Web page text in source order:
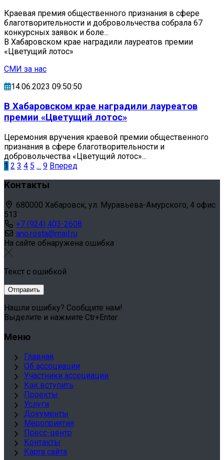
Краевая премия общественного признания в сфере
благотворительности и добровольчества собрала 67
конкурсных заявок и боле...
В Хабаровском крае наградили лауреатов премии
«Цветущий лотос»
СМИ за нас
14.06.2023 09:50:50
В Хабаровском крае наградили лауреатов
премии «Цветущий лотос»
Церемония вручения краевой премии общественного
признания в сфере благотворительности и
добровольчества «Цветущий лотос»...
1 2 3 4 5 ... 9 Вперед
Контакты
680000 Хабаровск, ул. Муравьева-Амурского, 4 офис
513
+7 (924) 403-2608
ano.rosta@mail.ru
На сайте обнаружена ошибка
Текст с ошибкой
Нашли ошибку? Сообщите нам!
Выделите и нажмите Ctr+Enter
Меню
Главная
Об ассоциации
Участники ассоциации
Как вступить
Проекты
Услуги
Документы
Мероприятия
Пресс-центр
Контакты
Карта сайта